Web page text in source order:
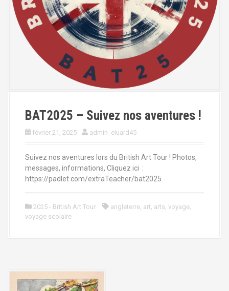
BAT2025 – Suivez nos aventures !
février 21, 2025 admin_eluard45
Suivez nos aventures lors du British Art Tour ! Photos,
messages, informations, Cliquez ici :
https://padlet.com/extraTeacher/bat2025
2025 - British Art Tour angleterre art arts voyage
voyage scolaire